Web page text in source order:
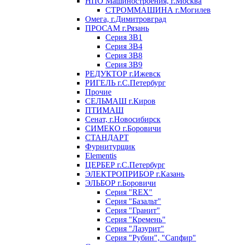
СТРОММАШИНА г.Могилев
Омега, г.Димитровград
ПРОСАМ г.Рязань
Серия ЗВ1
Серия ЗВ4
Серия ЗВ8
Серия ЗВ9
РЕДУКТОР г.Ижевск
РИГЕЛЬ г.С.Петербург
Прочие
СЕЛЬМАШ г.Киров
ПТИМАШ
Сенат, г.Новосибирск
СИМЕКО г.Боровичи
СТАНДАРТ
Фурнитурщик
Elementis
ЦЕРБЕР г.С.Петербург
ЭЛЕКТРОПРИБОР г.Казань
ЭЛЬБОР г.Боровичи
Серия "REX"
Серия "Базальт"
Серия "Гранит"
Серия "Кремень"
Серия "Лазурит"
Серия "Рубин", "Сапфир"